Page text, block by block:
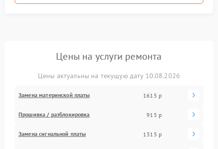
Цены на услуги ремонта
Цены актуальны на текущую дату 10.08.2026
Замена материнской платы 1615 р
Прошивка / разблокировка 915 р
Замена сигнальной платы 1315 р